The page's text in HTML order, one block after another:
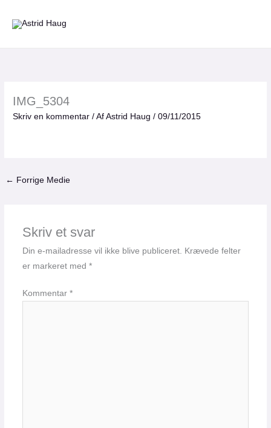
IMG_5304
Skriv en kommentar / AfAstrid Haug/09/11/2015
← Forrige Medie
Skriv et svar
Din e-mailadresse vil ikke blive publiceret. Krævede felter
er markeret med *
Kommentar *